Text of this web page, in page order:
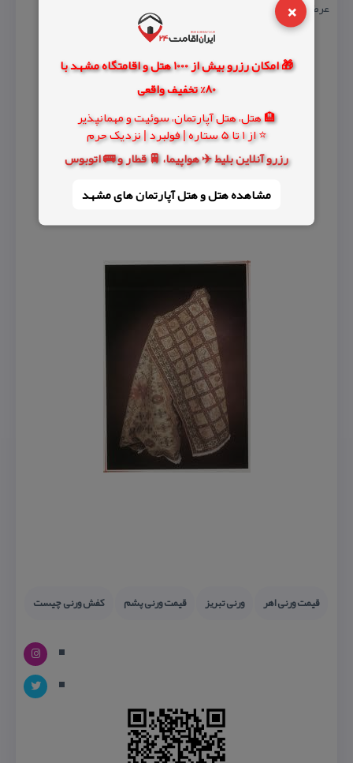
×
🎁 امکان رزرو بیش از 1000 هتل و اقامتگاه مشهد با
80% تخفیف واقعی
🏨 هتل، هتل آپارتمان، سوئیت و مهمانپذیر
⭐ از 1 تا 5 ستاره | فولبرد | نزدیک حرم
رزرو آنلاین بلیط ✈️ هواپیما، 🚆 قطار و 🚌 اتوبوس
مشاهده هتل و هتل‌ آپارتمان های مشهد
عرضه می شود.
قیمت ورنی اهر ورنی تبریز قیمت ورنی پشم كفش ورنی چیست